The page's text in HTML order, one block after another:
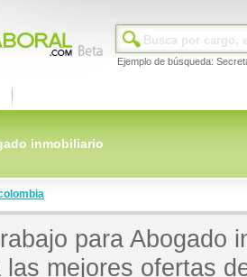
Ejemplo de búsqueda:
inmobiliario
para Abogado
las mejores ofertas